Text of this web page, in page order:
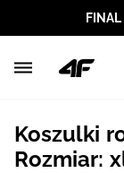
Koszulki
Rozmiar: